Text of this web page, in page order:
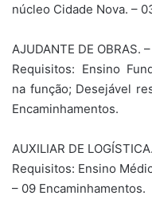
núcleo Cidade Nova. –
AJUDANTE DE OBRAS.
Requisitos: Ensino
na função; Desejável
Encaminhamentos.
AUXILIAR DE
Requisitos: Ensino
– 09 Encaminhamentos.